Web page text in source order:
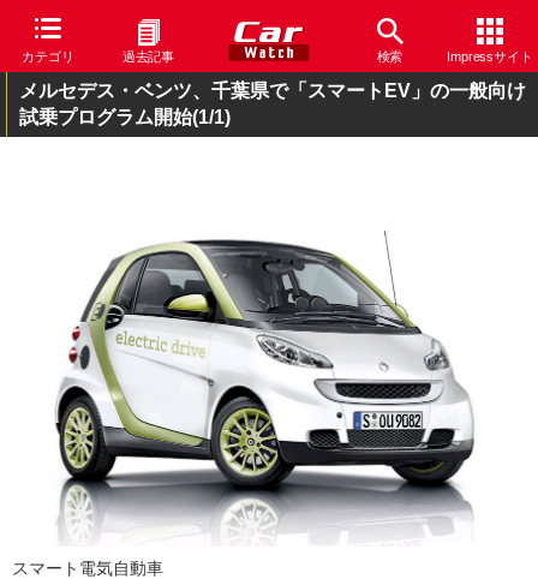
カテゴリ 過去記事 検索 Impressサイト
メルセデス・ベンツ、千葉県で「スマートEV」の一般向け
試乗プログラム開始(1/1)
スマート電気自動車